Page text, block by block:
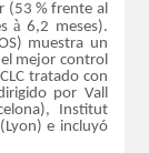
(53 % frente al
à 6,2 meses).
muestra un
mejor control
tratado con
por Vall
Institut
e incluyó